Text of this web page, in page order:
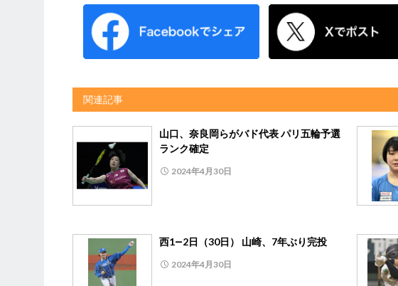
関連記事
山口、奈良岡らがバド代表 パリ五輪予選
ランク確定
2024年4月30日
西1―2日（30日） 山崎、7年ぶり完投
2024年4月30日